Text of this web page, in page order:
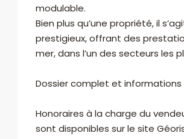
modulable.
Bien plus qu’une propriété, il
prestigieux, offrant des
mer, dans l’un des secteurs les
Dossier complet et informations
Honoraires à la charge du
sont disponibles sur le site